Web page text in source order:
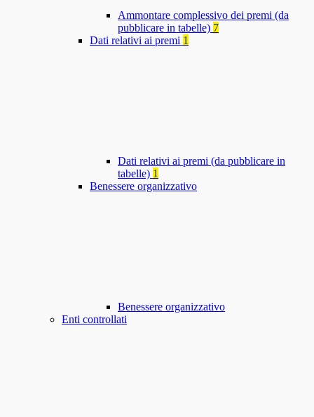
Ammontare complessivo dei premi (da
pubblicare in tabelle) 7
Dati relativi ai premi 1
Dati relativi ai premi (da pubblicare in
tabelle) 1
Benessere organizzativo
Benessere organizzativo
Enti controllati